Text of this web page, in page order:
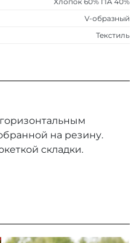
V-образный
Текстиль
на резину.
складки.